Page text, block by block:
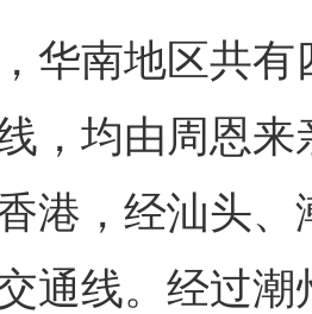
南地区共有
，均由周恩
香港，经汕头
通线。经过